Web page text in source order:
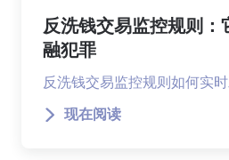
反洗钱交易监控规则：
融犯罪
反洗钱交易监控规则如何实
现在阅读